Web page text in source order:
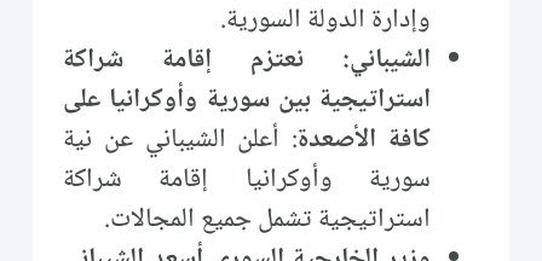
وإدارة الدولة السورية.
الشيباني: نعتزم إقامة شراكة
استراتيجية بين سورية وأوكرانيا على
كافة الأصعدة: أعلن الشيباني عن نية
سورية وأوكرانيا إقامة شراكة
استراتيجية تشمل جميع المجالات.